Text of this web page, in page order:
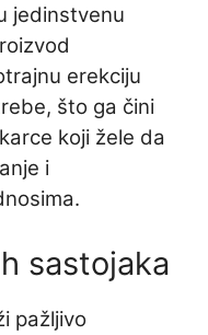
jedinstvenu
erekciju
što ga čini
koji žele da
i
sastojaka
pažljivo